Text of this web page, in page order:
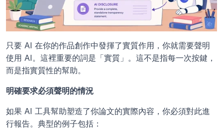
只要 AI 在你的作品創作中發揮了實質作用，你就需要聲明
使用 AI。這裡重要的詞是「實質」。這不是指每一次按鍵，
而是指實質性的幫助。
明確要求必須聲明的情況
如果 AI 工具幫助塑造了你論文的實際內容，你必須對此進
行報告。典型的例子包括：